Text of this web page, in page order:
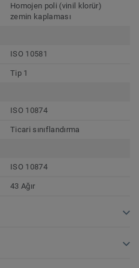
Homojen poli (vinil klorür)
zemin kaplaması
ISO 10581
Tip 1
ISO 10874
Ticari sınıflandırma
ISO 10874
43 Ağır